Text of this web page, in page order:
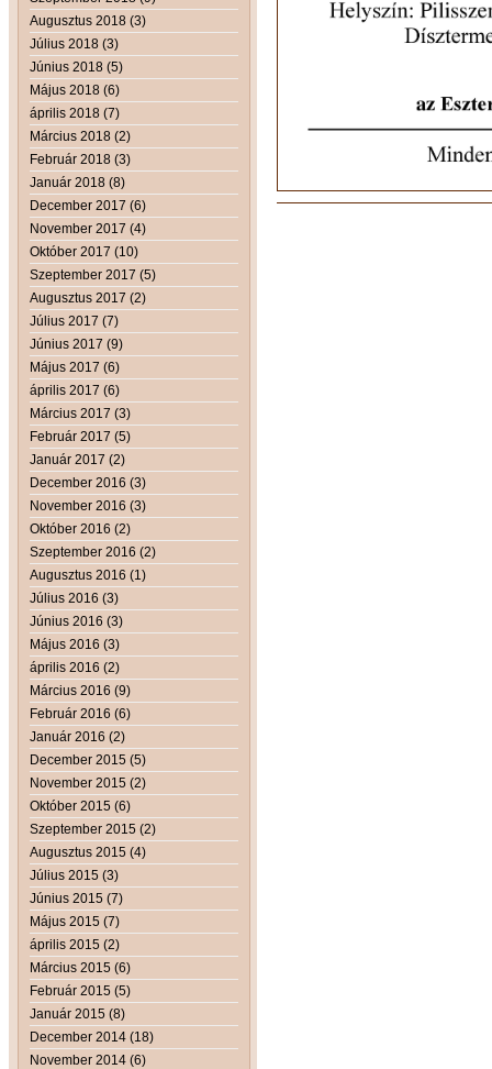
Augusztus 2018 (3)
Július 2018 (3)
Június 2018 (5)
Május 2018 (6)
április 2018 (7)
Március 2018 (2)
Február 2018 (3)
Január 2018 (8)
December 2017 (6)
November 2017 (4)
Október 2017 (10)
Szeptember 2017 (5)
Augusztus 2017 (2)
Július 2017 (7)
Június 2017 (9)
Május 2017 (6)
április 2017 (6)
Március 2017 (3)
Február 2017 (5)
Január 2017 (2)
December 2016 (3)
November 2016 (3)
Október 2016 (2)
Szeptember 2016 (2)
Augusztus 2016 (1)
Július 2016 (3)
Június 2016 (3)
Május 2016 (3)
április 2016 (2)
Március 2016 (9)
Február 2016 (6)
Január 2016 (2)
December 2015 (5)
November 2015 (2)
Október 2015 (6)
Szeptember 2015 (2)
Augusztus 2015 (4)
Július 2015 (3)
Június 2015 (7)
Május 2015 (7)
április 2015 (2)
Március 2015 (6)
Február 2015 (5)
Január 2015 (8)
December 2014 (18)
November 2014 (6)